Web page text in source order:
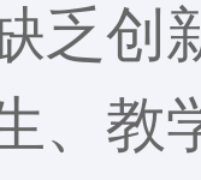
创
教